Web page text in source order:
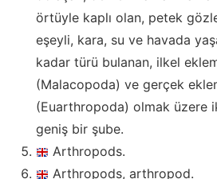
örtüyle kaplı olan, petek
eşeyli, kara, su ve havada
kadar türü bulanan, ilkel
(Malacopoda) ve gerçek
(Euarthropoda) olmak üzere
geniş bir şube.
Arthropods.
Arthropods, arthropod.